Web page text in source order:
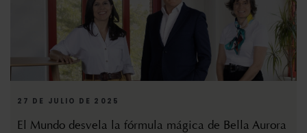
27 DE JULIO DE 2025
El Mundo desvela la fórmula mágica de Bella Aurora